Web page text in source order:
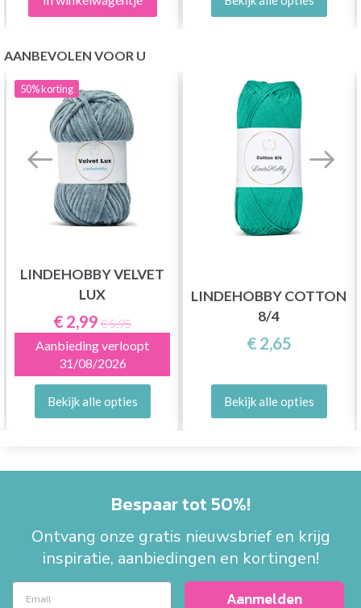
AANBEVOLEN VOOR U
50%korting
LINDEHOBBY VELVET
LUX
€ 2,99 € 5,95
Aanbieding verloopt
31/08/2026
Bekijk alle opties
LINDEHOBBY COTTON
8/4
€ 2,65
Bekijk alle opties
Bespaar tot 50%!
Ontvang onze gratis nieuwsbrief en krijg
inspiratie, aanbiedingen en kortingen!
Aanmelden